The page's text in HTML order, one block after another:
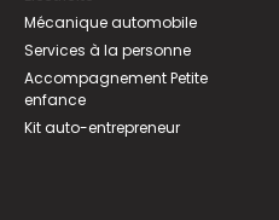
Mécanique automobile
Services à la personne
Accompagnement Petite
enfance
Kit auto-entrepreneur